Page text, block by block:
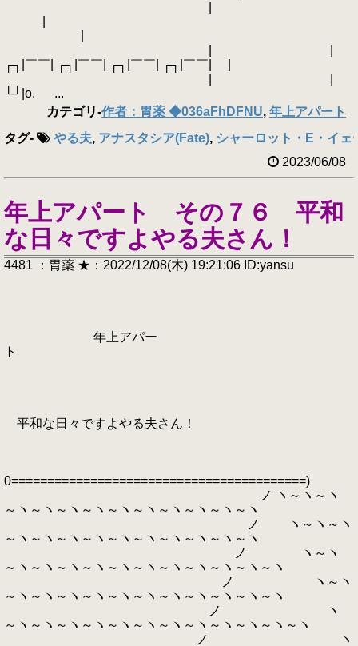
┌┐|￣￣| ┌┐|￣￣| ┌┐|￣￣| ┌┐|￣￣| |
└┘|o. ...
カテゴリ-作者：胃薬 ◆036aFhDFNU, 年上アパート
タグ- やる夫, アナスタシア(Fate), シャーロット・E・イェ
2023/06/08
年上アパート その７６ 平和
な日々ですよやる夫さん！
4481 ：胃薬 ★：2022/12/08(木) 19:21:06 ID:yansu
年上アパー
ト
平和な日々ですよやる夫さん！
0=========================================)
ノ ヽ～ヽ～ヽ
～ヽ～ヽ～ヽ～ヽ～ヽ～ヽ～ヽ～ヽ～ヽ～ヽ
ノ ヽ～ヽ～ヽ
～ヽ～ヽ～ヽ～ヽ～ヽ～ヽ～ヽ～ヽ～ヽ～ヽ
ノ ヽ～ヽ
～ヽ～ヽ～ヽ～ヽ～ヽ～ヽ～ヽ～ヽ～ヽ～ヽ～ヽ
ノ ヽ～ヽ
～ヽ～ヽ～ヽ～ヽ～ヽ～ヽ～ヽ～ヽ～ヽ～ヽ～ヽ
ノ ヽ
～ヽ～ヽ～ヽ～ヽ～ヽ～ヽ～ヽ～ヽ～ヽ～ヽ～ヽ～ヽ
ノ ヽ